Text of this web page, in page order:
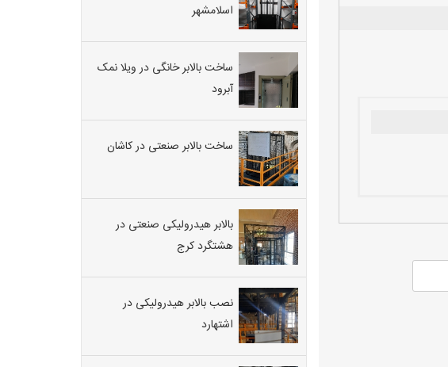
اسلامشهر
ساخت بالابر خانگی در ویلا نمک
آبرود
ساخت بالابر صنعتی در کاشان
بالابر هیدرولیکی صنعتی در
هشتگرد کرج
نصب بالابر هیدرولیکی در
اشتهارد